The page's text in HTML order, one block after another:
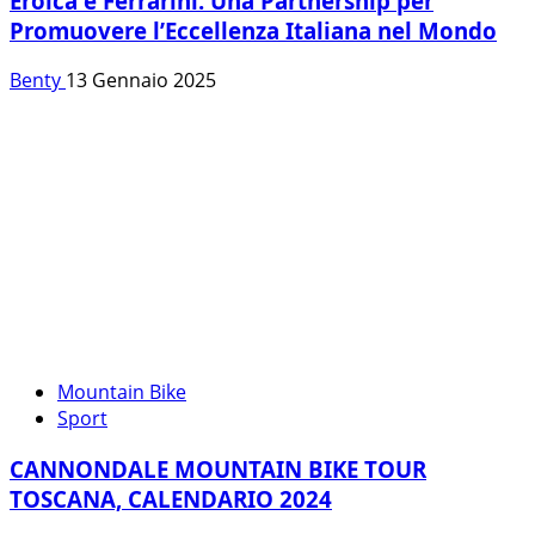
Promuovere l’Eccellenza Italiana nel Mondo
Benty 13 Gennaio 2025
Mountain Bike
Sport
CANNONDALE MOUNTAIN BIKE TOUR
TOSCANA, CALENDARIO 2024